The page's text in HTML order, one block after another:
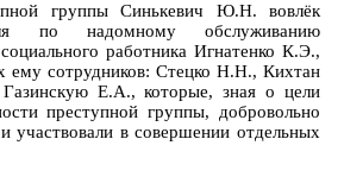
группы Синькевич Ю.Н. вовлёк
по надомному обслуживанию
работника Игнатенко К.Э.,
ему сотрудников: Стецко Н.Н., Кихтан
Е.А., которые, зная о цели
преступной группы, добровольно
участвовали в совершении отдельных